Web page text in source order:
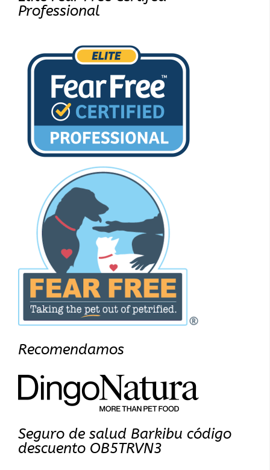
Professional
Recomendamos
Seguro de salud Barkibu código
descuento OB5TRVN3